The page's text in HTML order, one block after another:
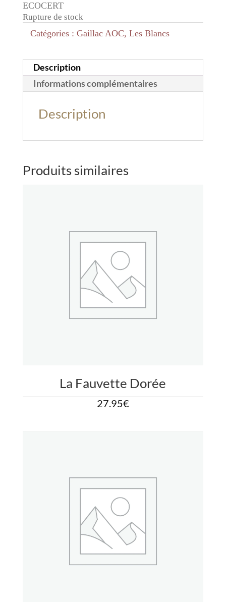
ECOCERT
Rupture de stock
Catégories : Gaillac AOC, Les Blancs
Description
Informations complémentaires
Description
Produits similaires
La Fauvette Dorée
27.95€